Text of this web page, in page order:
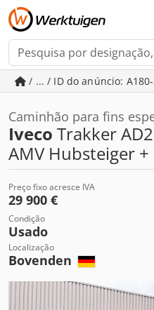
/ ... / ID do anúncio: A180-
Caminhão para fins
Iveco Trakker
AMV Hubsteiger
Preço fixo acresce IVA
29 900 €
Condição
Usado
Localização
Bovenden